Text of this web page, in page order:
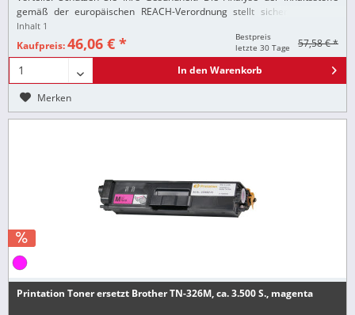
gemäß der europäischen REACH-Verordnung stellt sicher, dass alle
Printation-Produkte nur...
Inhalt 1
Kaufpreis:46,06 € * 57,58 € *
Bestpreis
letzte 30 Tage
In den Warenkorb
Merken
Printation Toner ersetzt Brother TN-326M, ca. 3.500 S., magenta